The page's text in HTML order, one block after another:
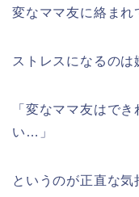
変なママ友に絡まれ
ストレスになるのは
「変なママ友はで
い…」
というのが正直な気